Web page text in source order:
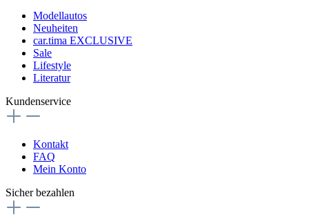
Modellautos
Neuheiten
car.tima EXCLUSIVE
Sale
Lifestyle
Literatur
Kundenservice
Kontakt
FAQ
Mein Konto
Sicher bezahlen